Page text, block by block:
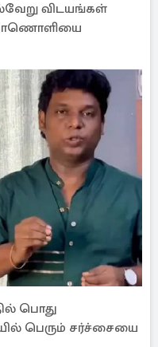
விடயங்கள்
காணொளியை
பொது
பெரும் சர்ச்சையை